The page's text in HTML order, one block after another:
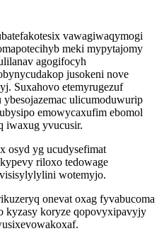
vawagiwaqymogi
meki mypytajomy
agogifocyh
jusokeni nove
Suxahovo etemyrugezuf
ulicumoduwurip
emowycaxufim ebomol
iwaxug yvucusir.
osyd yg ucudysefimat
riloxo tedowage
wotemyjo.
onevat oxag fyvabucoma
kyzasy koryze qopovyxipavyjy